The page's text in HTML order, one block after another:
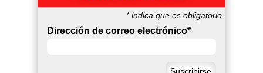
*indica que es obligatorio
Dirección de correo electrónico*